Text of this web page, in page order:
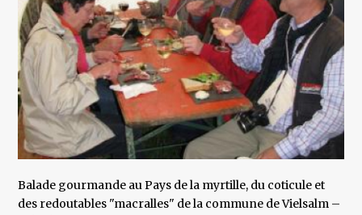
Balade gourmande au Pays de la myrtille, du coticule et
des redoutables "macralles" de la commune de Vielsalm –